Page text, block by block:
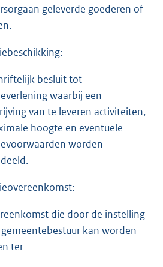
geleverde goederen of
besluit tot
waarbij een
van te leveren activiteiten,
hoogte en eventuele
worden
die door de instelling
kan worden
ter